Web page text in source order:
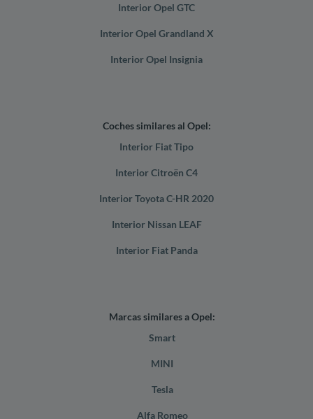
Interior Opel GTC
Interior Opel Grandland X
Interior Opel Insignia
Coches similares al Opel:
Interior Fiat Tipo
Interior Citroën C4
Interior Toyota C-HR 2020
Interior Nissan LEAF
Interior Fiat Panda
Marcas similares a Opel:
Smart
MINI
Tesla
Alfa Romeo